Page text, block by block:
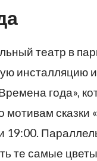
театр в
инсталляцию
года»,
сказки
19:00.
те самые